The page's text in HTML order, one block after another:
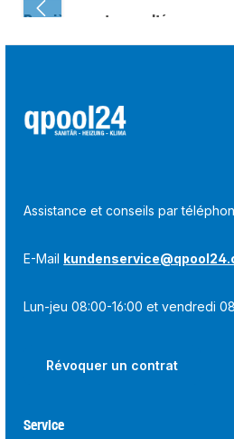
Dernièrement consulté :
Assistance et conseils par
E-Mail
Lun-jeu 08:00-16:00 et vendredi
Révoquer un contrat
Service